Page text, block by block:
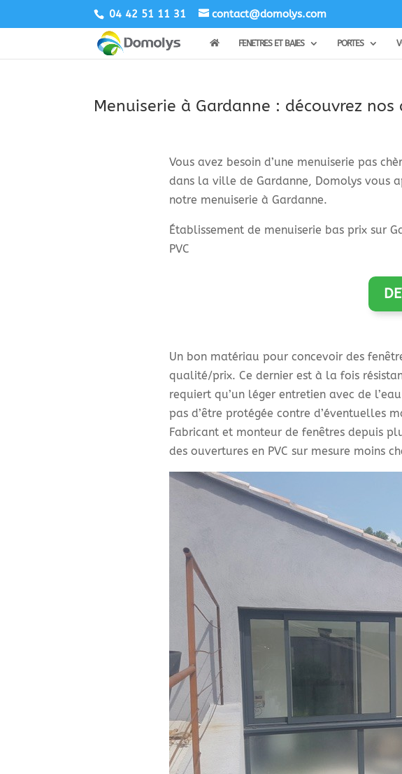
04 42 51 11 31 contact@domolys.com
FENETRES ET BAIES PORTES
Menuiserie à Gardanne : découvrez
Vous avez besoin d’une menuiserie pas
dans la ville de Gardanne, Domolys vous
notre menuiserie à Gardanne.
Établissement de menuiserie bas prix sur
PVC
Un bon matériau pour concevoir des
qualité/prix. Ce dernier est à la fois
requiert qu’un léger entretien avec de
pas d’être protégée contre d’éventuelles
Fabricant et monteur de fenêtres depuis
des ouvertures en PVC sur mesure moins